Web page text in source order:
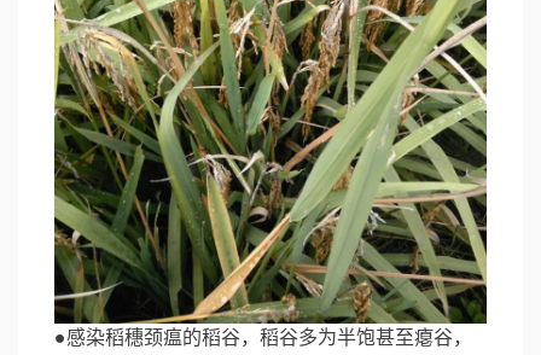
●感染稻穗颈瘟的稻谷，稻谷多为半饱甚至瘪谷，